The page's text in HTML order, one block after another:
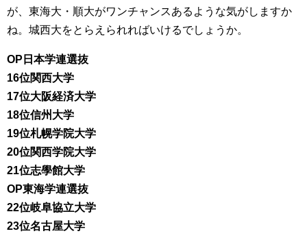
が、東海大・順大がワンチャンスあるような気がしますか
ね。城西大をとらえられればいけるでしょうか。
OP日本学連選抜
16位関西大学
17位大阪経済大学
18位信州大学
19位札幌学院大学
20位関西学院大学
21位志學館大学
OP東海学連選抜
22位岐阜協立大学
23位名古屋大学